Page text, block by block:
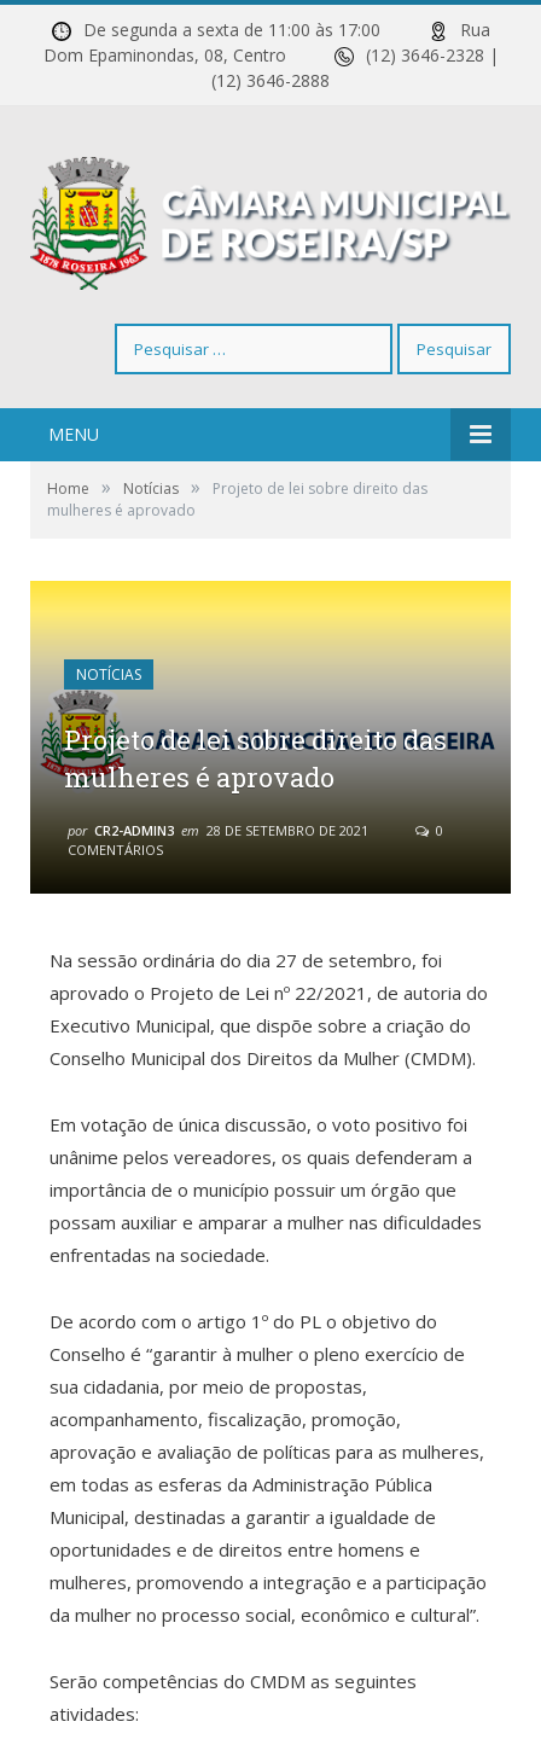
De segunda a sexta de 11:00 às 17:00
Rua
Dom Epaminondas, 08, Centro
(12) 3646-2328 |
(12) 3646-2888
por:
MENU
Home » Notícias »
Projeto de lei sobre direito das
mulheres é aprovado
NOTÍCIAS
Projeto de lei sobre direito das
mulheres é aprovado
por CR2-ADMIN3 em 28 DE SETEMBRO DE 2021
0
COMENTÁRIOS
Na sessão ordinária do dia 27 de setembro, foi
aprovado o Projeto de Lei nº 22/2021, de autoria do
Executivo Municipal, que dispõe sobre a criação do
Conselho Municipal dos Direitos da Mulher (CMDM).
Em votação de única discussão, o voto positivo foi
unânime pelos vereadores, os quais defenderam a
importância de o município possuir um órgão que
possam auxiliar e amparar a mulher nas dificuldades
enfrentadas na sociedade.
De acordo com o artigo 1º do PL o objetivo do
Conselho é “garantir à mulher o pleno exercício de
sua cidadania, por meio de propostas,
acompanhamento, fiscalização, promoção,
aprovação e avaliação de políticas para as mulheres,
em todas as esferas da Administração Pública
Municipal, destinadas a garantir a igualdade de
oportunidades e de direitos entre homens e
mulheres, promovendo a integração e a participação
da mulher no processo social, econômico e cultural”.
Serão competências do CMDM as seguintes
atividades: